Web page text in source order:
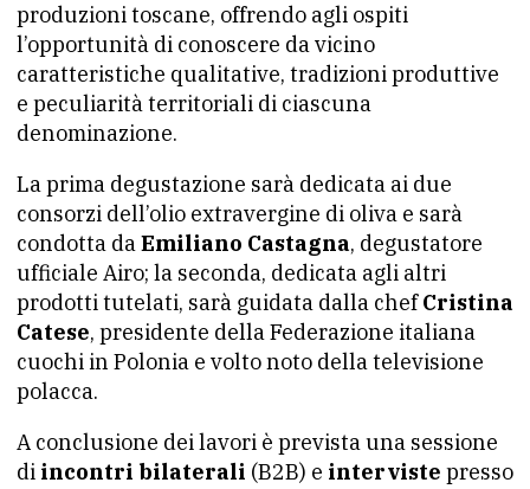
produzioni toscane, offrendo agli ospiti
l’opportunità di conoscere da vicino
caratteristiche qualitative, tradizioni produttive
e peculiarità territoriali di ciascuna
denominazione.
La prima degustazione sarà dedicata ai due
consorzi dell’olio extravergine di oliva e sarà
condotta daEmiliano Castagna, degustatore
ufficiale Airo; la seconda, dedicata agli altri
prodotti tutelati, sarà guidata dalla chefCristina
Catese, presidente della Federazione italiana
cuochi in Polonia e volto noto della televisione
polacca.
A conclusione dei lavori è prevista una sessione
di incontri bilaterali (B2B) e interviste presso